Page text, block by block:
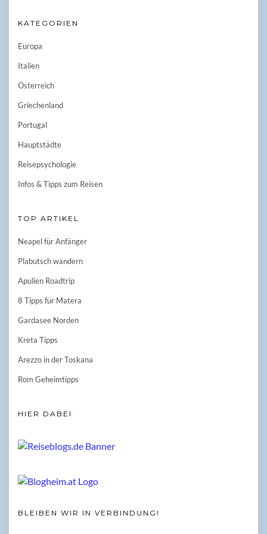
KATEGORIEN
Europa
Italien
Österreich
Griechenland
Portugal
Hauptstädte
Reisepsychologie
Infos & Tipps zum Reisen
TOP ARTIKEL
Neapel für Anfänger
Plabutsch wandern
Apulien Roadtrip
8 Tipps für Matera
Gardasee Norden
Kreta Tipps
Arezzo in der Toskana
Rom Geheimtipps
HIER DABEI
BLEIBEN WIR IN VERBINDUNG!